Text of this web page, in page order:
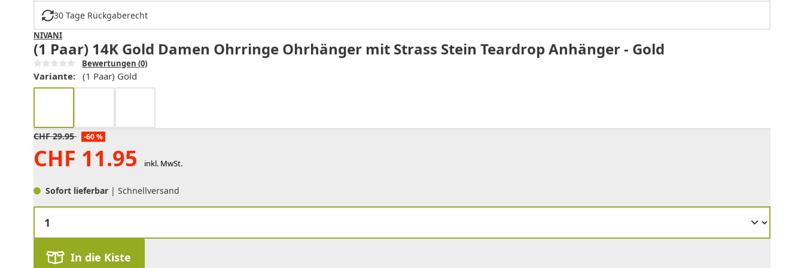
30 Tage Rückgaberecht
NIVANI
(1 Paar) 14K Gold Damen Ohrringe Ohrhänger mit Strass Stein Teardrop Anhänger - Gold
Bewertungen (0)
Variante: (1 Paar) Gold
CHF 29.95 -60 %
CHF 11.95 inkl. MwSt.
Sofort lieferbar | Schnellversand
In die Kiste